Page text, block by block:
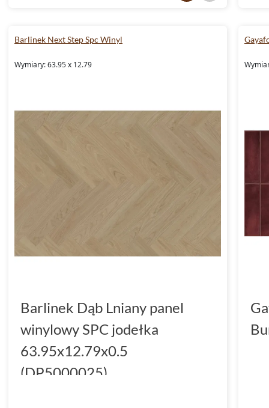
Barlinek Next Step Spc Winyl
Wymiary: 63.95 x 12.79
Barlinek Dąb Lniany panel
winylowy SPC jodełka
63.95x12.79x0.5
(DP5000025)